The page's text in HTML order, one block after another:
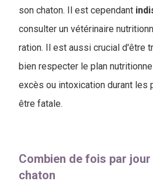
son chaton. Il est cependant
consulter un vétérinaire
ration. Il est aussi crucial d'être
bien respecter le plan
excès ou intoxication durant les
être fatale.
Combien de fois par
chaton